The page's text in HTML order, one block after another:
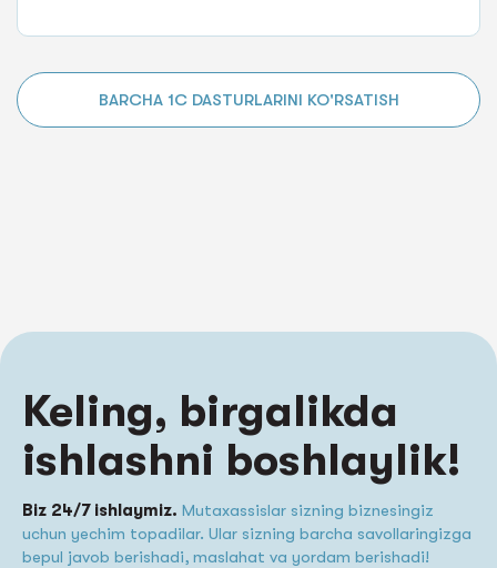
BARCHA 1C DASTURLARINI KO'RSATISH
Keling, birgalikda
ishlashni boshlaylik!
Biz 24/7 ishlaymiz. Mutaxassislar sizning biznesingiz
uchun yechim topadilar. Ular sizning barcha savollaringizga
bepul javob berishadi, maslahat va yordam berishadi!